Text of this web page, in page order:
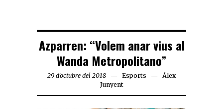
Azparren: “Volem anar vius al
Wanda Metropolitano”
29 d'octubre del 2018 Esports
Álex
Junyent